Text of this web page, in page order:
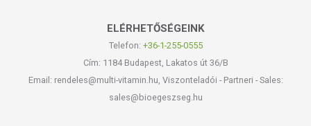
ELÉRHETŐSÉGEINK
Telefon: +36-1-255-0555
Cím: 1184 Budapest, Lakatos út 36/B
Email: rendeles@multi-vitamin.hu, Viszonteladói - Partneri - Sales:
sales@bioegeszseg.hu